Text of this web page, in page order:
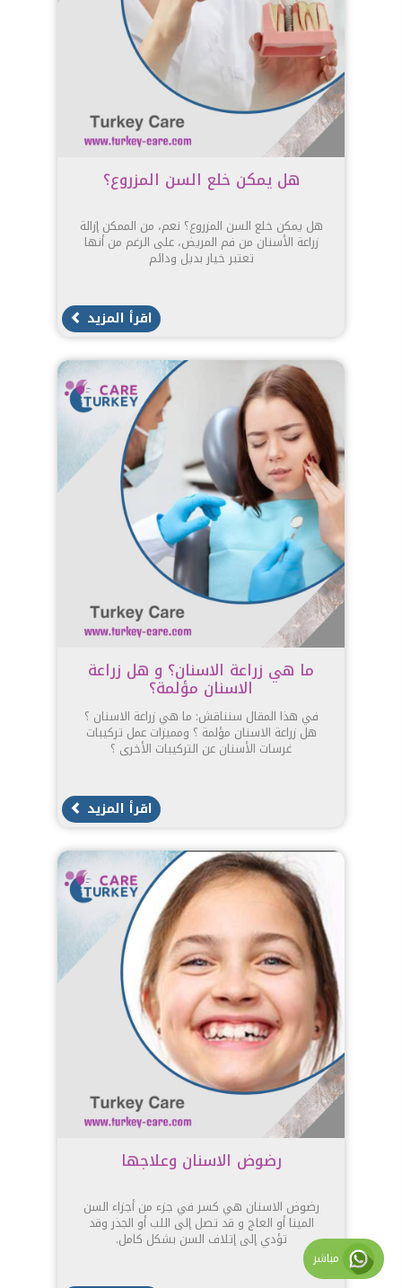
هل يمكن خلع السن المزروع؟
هل يمكن خلع السن المزروع؟ نعم، من الممكن إزالة
زراعة الأسنان من فم المريض، على الرغم من أنها
تعتبر خيار بديل ودائم
اقرأ المزيد
ما هي زراعة الاسنان؟ و هل زراعة
الاسنان مؤلمة؟
في هذا المقال سنناقش: ما هي زراعة الاسنان ؟
هل زراعة الاسنان مؤلمة ؟ ومميزات عمل تركيبات
غرسات الأسنان عن التركيبات الأخرى ؟
اقرأ المزيد
رضوض الاسنان وعلاجها
رضوض الاسنان هي كسر في جزء من أجزاء السن
المينا أو العاج و قد تصل إلى اللب أو الجذر وقد
تؤدي إلى إتلاف السن بشكل كامل.
مباشر